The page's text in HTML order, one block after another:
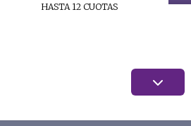
HASTA 12 CUOTAS